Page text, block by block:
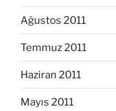
Ağustos 2011
Temmuz 2011
Haziran 2011
Mayıs 2011